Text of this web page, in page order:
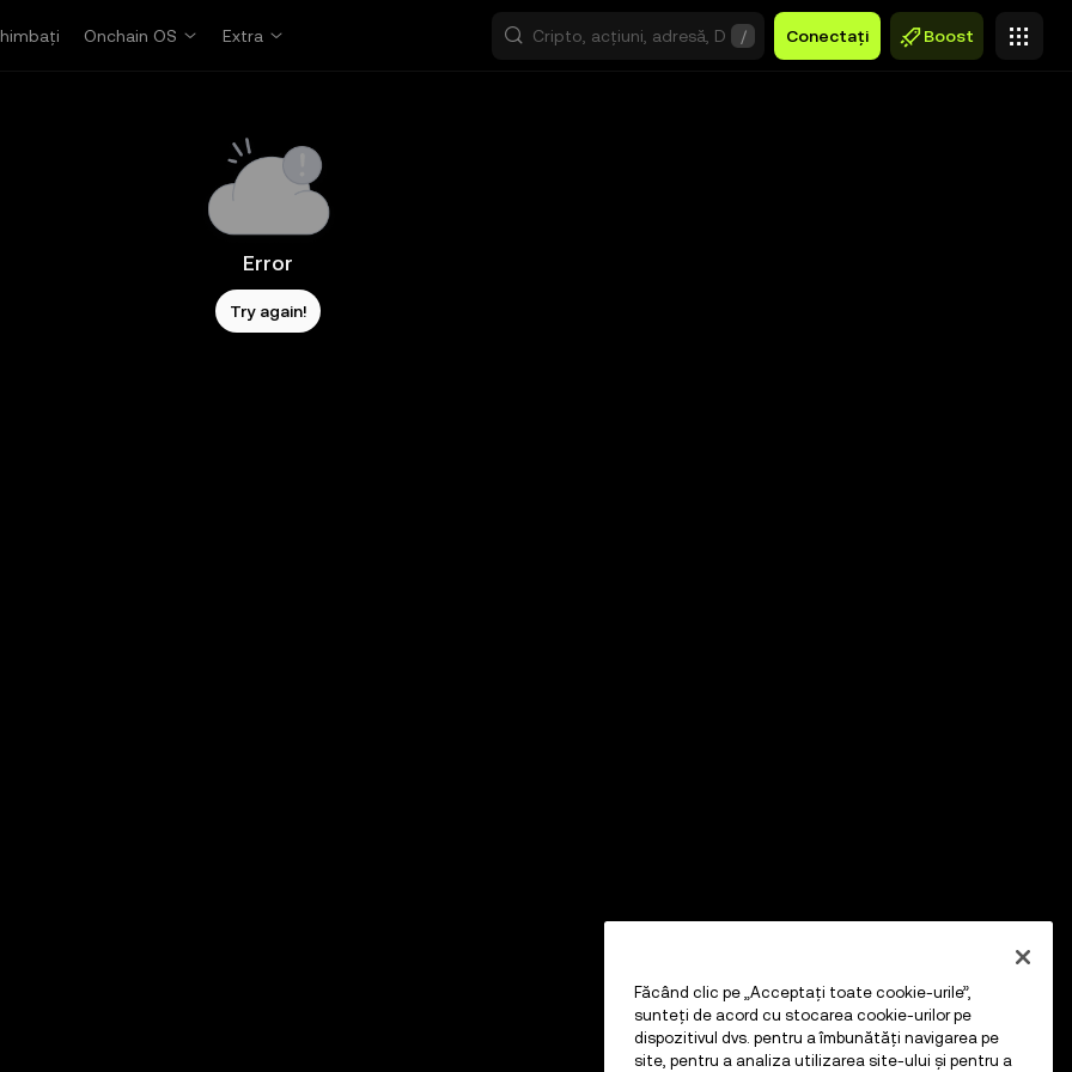
Onchain OS Extra / Conectați Boost
Error
Try again!
Făcând clic pe „Acceptați toate cookie-urile”,
sunteți de acord cu stocarea cookie-urilor pe
dispozitivul dvs. pentru a îmbunătăți navigarea pe
site, pentru a analiza utilizarea site-ului și pentru a